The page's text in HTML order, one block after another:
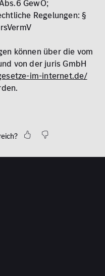
GewO;
Regelungen: §
können über die vom
von der juris GmbH
im-internet.de/